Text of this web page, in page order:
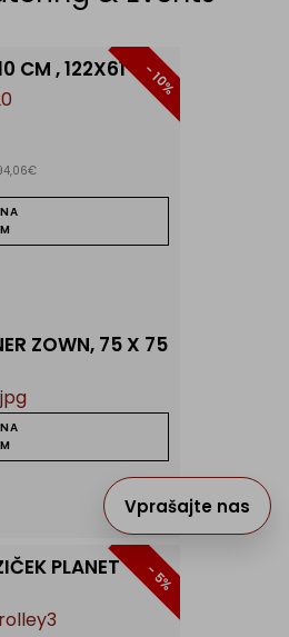
- 10%
CM , 122X61 CM
ZOWN, 75 X 75
- 5%
PLANET
Vprašajte nas